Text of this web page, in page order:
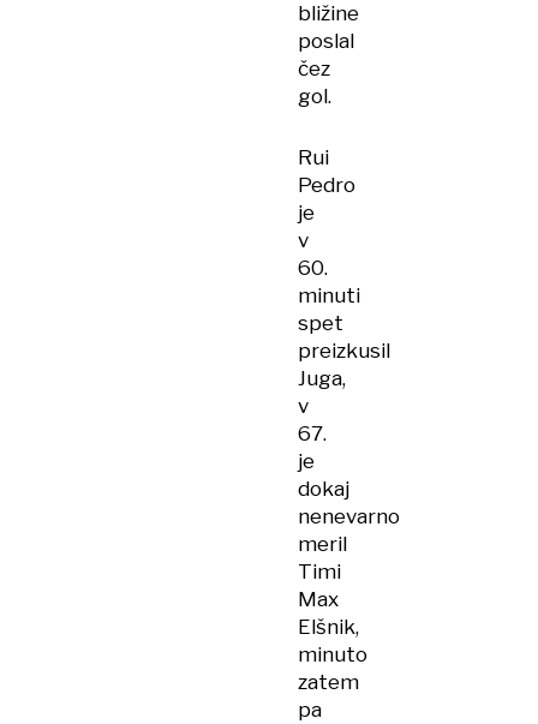
bližine
poslal
čez
gol.
Rui
Pedro
je
v
60.
minuti
spet
preizkusil
Juga,
v
67.
je
dokaj
nenevarno
meril
Timi
Max
Elšnik,
minuto
zatem
pa